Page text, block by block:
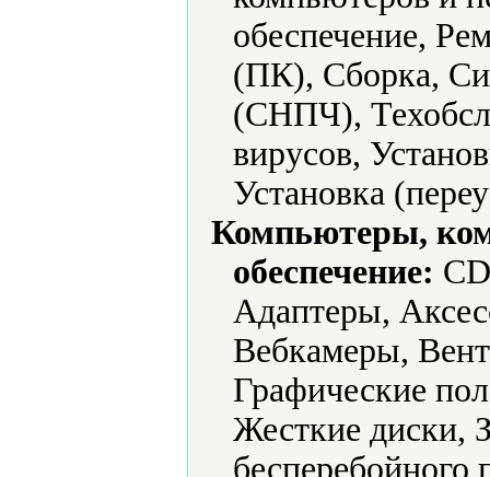
обеспечение,
(ПК), Сборка,
(СНПЧ),
вирусов,
Установка
Компьютеры,
обеспечение:
Адаптеры,
Вебкамеры,
Графические
Жесткие диски,